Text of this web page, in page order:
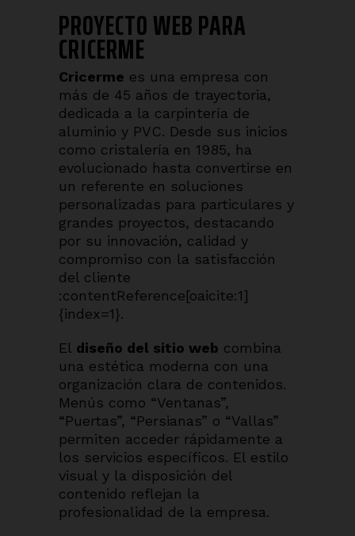
PROYECTO WEB PARA
CRICERME
Cricerme es una empresa con
más de 45 años de trayectoria,
dedicada a la carpintería de
aluminio y PVC. Desde sus inicios
como cristalería en 1985, ha
evolucionado hasta convertirse en
un referente en soluciones
personalizadas para particulares y
grandes proyectos, destacando
por su innovación, calidad y
compromiso con la satisfacción
del cliente
:contentReference[oaicite:1]
{index=1}.
El diseño del sitio web combina
una estética moderna con una
organización clara de contenidos.
Menús como “Ventanas”,
“Puertas”, “Persianas” o “Vallas”
permiten acceder rápidamente a
los servicios específicos. El estilo
visual y la disposición del
contenido reflejan la
profesionalidad de la empresa.